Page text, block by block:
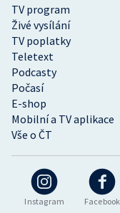
Instagram Facebook
TV program
Živé vysílání
TV poplatky
Teletext
Podcasty
Počasí
E-shop
Mobilní a TV aplikace
Vše o ČT